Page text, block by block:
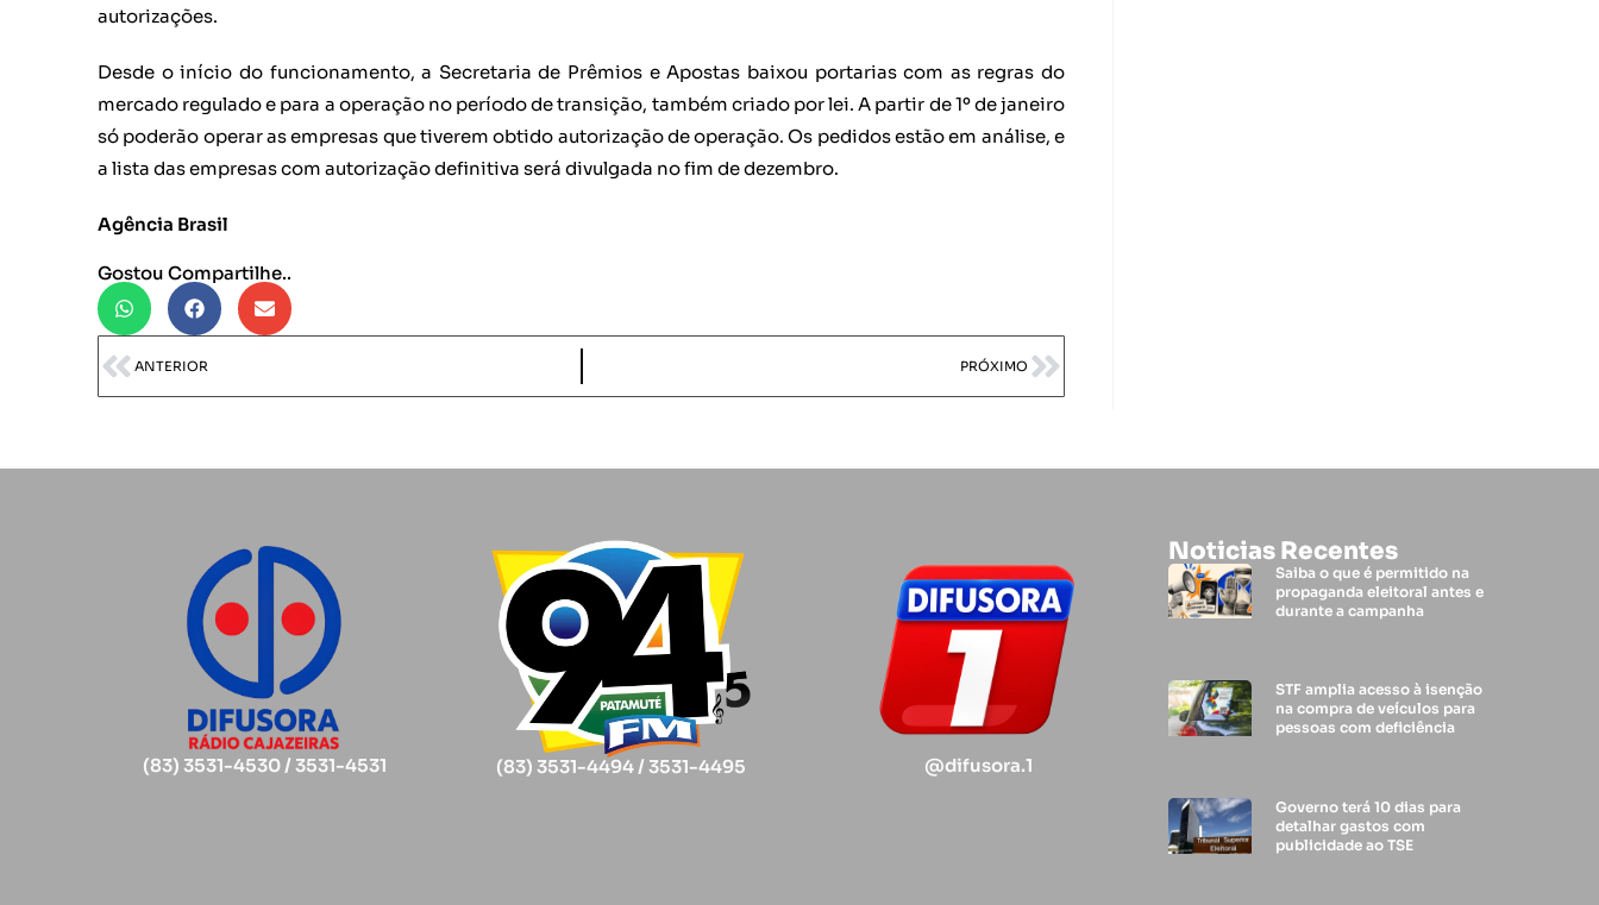
autorizações.
Desde o início do funcionamento, a Secretaria de Prêmios e Apostas baixou portarias com as regras do
mercado regulado e para a operação no período de transição, também criado por lei. A partir de 1º de janeiro
só poderão operar as empresas que tiverem obtido autorização de operação. Os pedidos estão em análise, e
a lista das empresas com autorização definitiva será divulgada no fim de dezembro.
Agência Brasil
Gostou Compartilhe..
ANTERIOR PRÓXIMO
(83) 3531-4530 / 3531-4531 (83) 3531-4494 / 3531-4495 @difusora.1
Noticias Recentes
Saiba o que é permitido na
propaganda eleitoral antes e
durante a campanha
STF amplia acesso à isenção
na compra de veículos para
pessoas com deficiência
Governo terá 10 dias para
detalhar gastos com
publicidade ao TSE